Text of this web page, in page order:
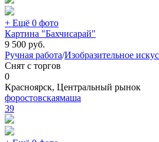
+ Ещё 0 фото
Картина "Бахчисарай"
9 500 руб.
Ручная работа/Изобразительное
Снят с торгов
0
Красноярск, Центральный рынок
форостовскаямаша
39